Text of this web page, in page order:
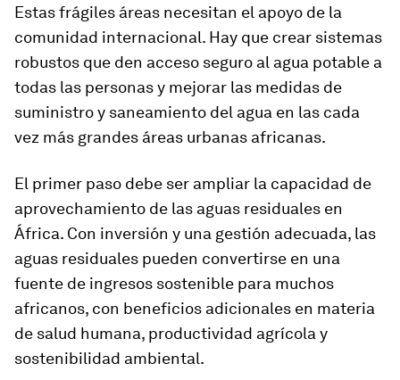
Estas frágiles áreas necesitan el apoyo de la
comunidad internacional. Hay que crear sistemas
robustos que den acceso seguro al agua potable a
todas las personas y mejorar las medidas de
suministro y saneamiento del agua en las cada
vez más grandes áreas urbanas africanas.
El primer paso debe ser ampliar la capacidad de
aprovechamiento de las aguas residuales en
África. Con inversión y una gestión adecuada, las
aguas residuales pueden convertirse en una
fuente de ingresos sostenible para muchos
africanos, con beneficios adicionales en materia
de salud humana, productividad agrícola y
sostenibilidad ambiental.